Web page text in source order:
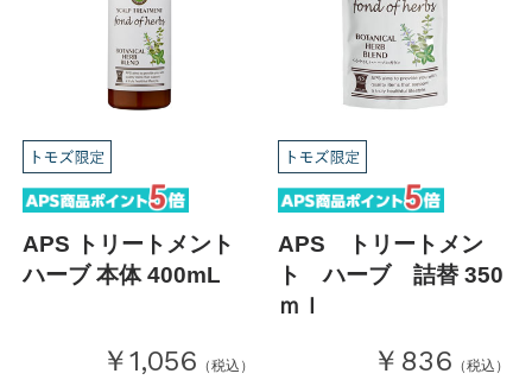
APS トリートメント
ハーブ 本体 400mL
￥1,056 （税込）
APS トリートメン
ト ハーブ 詰替 350
ｍｌ
￥836 （税込）